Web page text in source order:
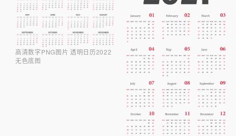
高清数字PNG图片 透明日历2022
无色底图